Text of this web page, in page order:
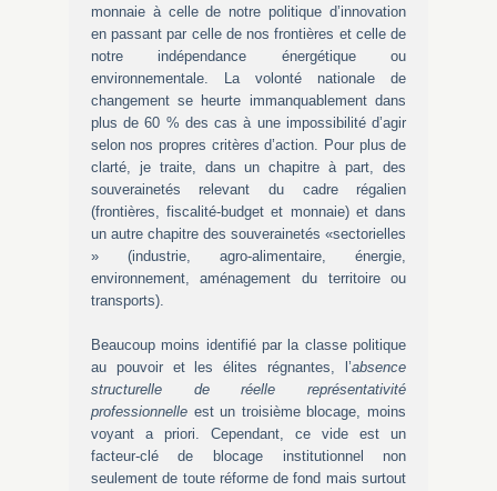
monnaie à celle de notre politique d’innovation
en passant par celle de nos frontières et celle de
notre indépendance énergétique ou
environnementale. La volonté nationale de
changement se heurte immanquablement dans
plus de 60 % des cas à une impossibilité d’agir
selon nos propres critères d’action. Pour plus de
clarté, je traite, dans un chapitre à part, des
souverainetés relevant du cadre régalien
(frontières, fiscalité-budget et monnaie) et dans
un autre chapitre des souverainetés «sectorielles
» (industrie, agro-alimentaire, énergie,
environnement, aménagement du territoire ou
transports).
Beaucoup moins identifié par la classe politique
au pouvoir et les élites régnantes, l’absence
structurelle de réelle représentativité
professionnelle est un troisième blocage, moins
voyant a priori. Cependant, ce vide est un
facteur-clé de blocage institutionnel non
seulement de toute réforme de fond mais surtout